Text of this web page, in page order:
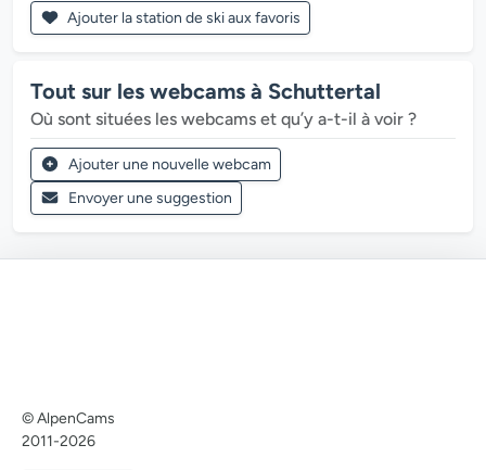
Ajouter la station de ski aux favoris
Tout sur les webcams à Schuttertal
Où sont situées les webcams et qu’y a-t-il à voir ?
Ajouter une nouvelle webcam
Envoyer une suggestion
© AlpenCams
2011-2026